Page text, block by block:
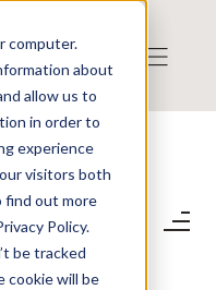
computer.
about
allow us to
in order to
experience
visitors both
find out more
Policy.
be tracked
cookie will be